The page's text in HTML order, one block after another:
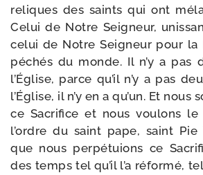
reliques des saints qui ont
Celui de Notre Seigneur,
celui de Notre Seigneur pour la
péchés du monde. Il n’y a pas
l’Église, parce qu’il n’y a pas
l’Église, il n’y en a qu’un. Et
ce Sacrifice et nous vou­lons
l’ordre du saint pape, saint
que nous per­pé­tuions ce
des temps tel qu’il l’a réfor­mé, tel